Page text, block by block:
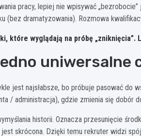
pracy, lepiej nie wpisywać
(bez dramatyzowania). Rozmowa
które wyglądają na próbę
uniwersalne
jest najsłabsze, bo próbuje pasować
/ administracja), gdzie zmienia się dobór
historii. Oznacza przesunięcie
skrócona. Dzięki temu rekruter widzi